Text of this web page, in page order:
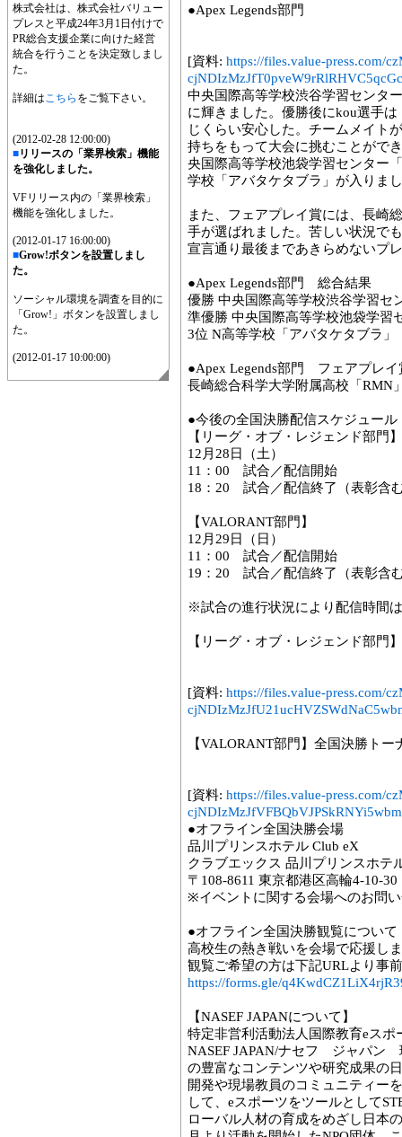
株式会社は、株式会社バリュー
プレスと平成24年3月1日付けで
PR総合支援企業に向けた経営
統合を行うことを決定致しまし
た。
詳細はこちら をご覧下さい。
(2012-02-28 12:00:00)
■リリースの「業界検索」機能
を強化しました。
VFリリース内の「業界検索」
機能を強化しました。
(2012-01-17 16:00:00)
■Grow!ボタンを設置しまし
た。
ソーシャル環境を調査を目的に
「Grow!」ボタンを設置しまし
た。
(2012-01-17 10:00:00)
●Apex Legends部門
[資料: https://files.value-press.com/
中央国際高等学校渋谷学習センタ
に輝きました。優勝後にkou選手
じくらい安心した。チームメイト
持ちをもって大会に挑むことがで
央国際高等学校池袋学習センター
学校「アバタケタブラ」が入りま
また、フェアプレイ賞には、長
手が選ばれました。苦しい状況で
宣言通り最後まであきらめないプ
●Apex Legends部門 総合結果
優勝 中央国際高等学校渋谷学習セ
準優勝 中央国際高等学校池袋学習
3位 N高等学校「アバタケタブラ」
●Apex Legends部門 フェアプレイ
長崎総合科学大学附属高校「
●今後の全国決勝配信スケジュール
【リーグ・オブ・レジェンド部門】
12月28日（土）
11：00 試合／配信開始
18：20 試合／配信終了（表彰含
【VALORANT部門】
12月29日（日）
11：00 試合／配信開始
19：20 試合／配信終了（表彰含
※試合の進行状況により配信時間
【リーグ・オブ・レジェンド部門
[資料: https://files.value-press.com/
【VALORANT部門】全国決勝トー
[資料: https://files.value-press.com/
●オフライン全国決勝会場
品川プリンスホテル Club eX
クラブエックス 品川プリンスホテ
〒108-8611 東京都港区高輪4-10-30
※イベントに関する会場へのお問
●オフライン全国決勝観覧について
高校生の熱き戦いを会場で応援し
観覧ご希望の方は下記URLより事
https://forms.gle/
【NASEF JAPANについて】
特定非営利活動法人国際教育eス
NASEF JAPAN/ナセフ ジャパン
の豊富なコンテンツや研究成果の
開発や現場教員のコミュニティー
して、eスポーツをツールとして
ローバル人材の育成をめざし日本